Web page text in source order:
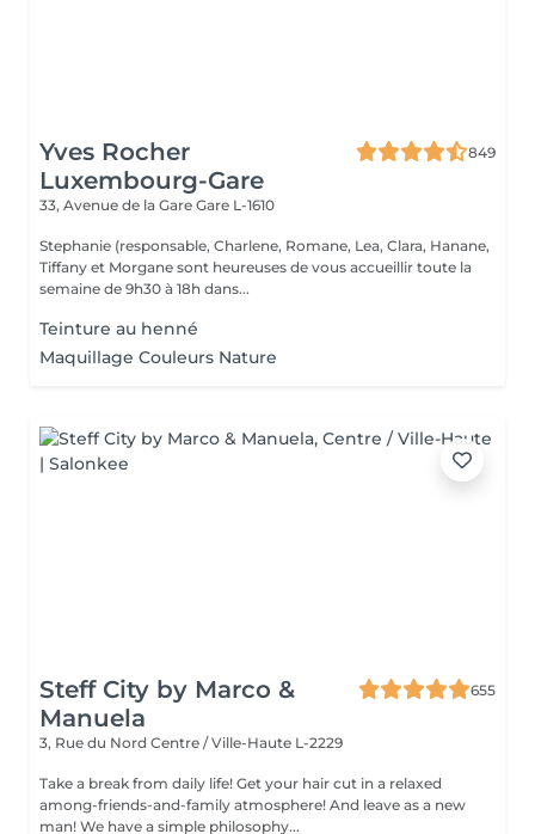
Yves Rocher
Luxembourg-Gare
849
33, Avenue de la Gare Gare L-1610
Stephanie (responsable, Charlene, Romane, Lea, Clara, Hanane,
Tiffany et Morgane sont heureuses de vous accueillir toute la
semaine de 9h30 à 18h dans...
Teinture au henné
Maquillage Couleurs Nature
Steff City by Marco &
Manuela
655
3, Rue du Nord Centre / Ville-Haute L-2229
Take a break from daily life! Get your hair cut in a relaxed
among-friends-and-family atmosphere! And leave as a new
man! We have a simple philosophy...